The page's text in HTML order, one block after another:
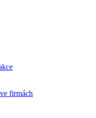
firmách